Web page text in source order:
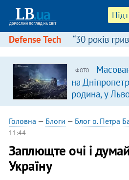
Defense Tech “30 років
ФОТО
на
родина, у
Головна — Блоги — Блог о. Петра
11:44
Заплющте очі і
Україну